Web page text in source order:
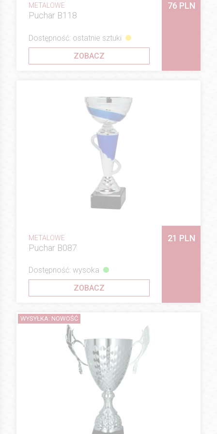
METALOWE
Puchar B118
76 PLN
Dostępność: ostatnie sztuki
ZOBACZ
METALOWE
Puchar B087
21 PLN
Dostępność: wysoka
ZOBACZ
WYSYŁKA: NOWOŚĆ